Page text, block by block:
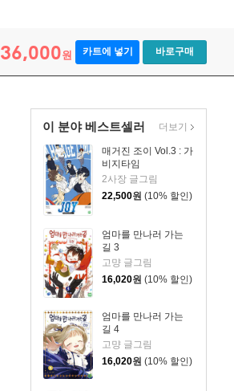
36,000원 카트에 넣기 바로구매
이 분야 베스트셀러
매거진 조이 Vol.3 : 가
비지타임
2사장 글그림
22,500원 (10% 할인)
엄마를 만나러 가는
길 3
고먕 글그림
16,020원 (10% 할인)
엄마를 만나러 가는
길 4
고먕 글그림
16,020원 (10% 할인)
더보기